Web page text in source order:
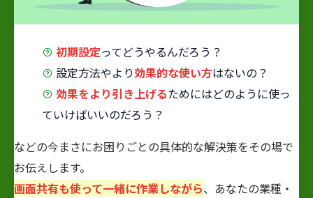
初期設定ってどうやるんだろう？
設定方法やより効果的な使い方はないの？
効果をより引き上げるためにはどのように使っ
ていけばいいのだろう？
などの今まさにお困りごとの具体的な解決策をその場で
お伝えします。
画面共有も使って一緒に作業しながら、あなたの業種・